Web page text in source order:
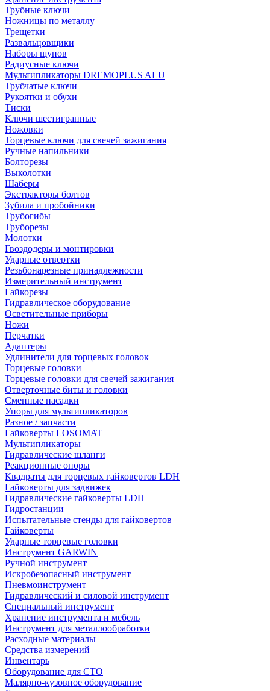
Трубные ключи
Ножницы по металлу
Трещетки
Развальцовщики
Наборы щупов
Радиусные ключи
Мультипликаторы DREMOPLUS ALU
Трубчатые ключи
Рукоятки и обухи
Тиски
Ключи шестигранные
Ножовки
Торцевые ключи для свечей зажигания
Ручные напильники
Болторезы
Выколотки
Шаберы
Экстракторы болтов
Зубила и пробойники
Трубогибы
Труборезы
Молотки
Гвоздодеры и монтировки
Ударные отвертки
Резьбонарезные принадлежности
Измерительный инструмент
Гайкорезы
Гидравлическое оборудование
Осветительные приборы
Ножи
Перчатки
Адаптеры
Удлинители для торцевых головок
Торцевые головки
Торцевые головки для свечей зажигания
Отверточные биты и головки
Сменные насадки
Упоры для мультипликаторов
Разное / запчасти
Гайковерты LOSOMAT
Мультипликаторы
Гидравлические шланги
Реакционные опоры
Квадраты для торцевых гайковертов LDH
Гайковерты для задвижек
Гидравлические гайковерты LDH
Гидростанции
Испытательные стенды для гайковертов
Гайковерты
Ударные торцевые головки
Инструмент GARWIN
Ручной инструмент
Искробезопасный инструмент
Пневмоинструмент
Гидравлический и силовой инструмент
Специальный инструмент
Хранение инструмента и мебель
Инструмент для металлообработки
Расходные материалы
Средства измерений
Инвентарь
Оборудование для СТО
Малярно-кузовное оборудование